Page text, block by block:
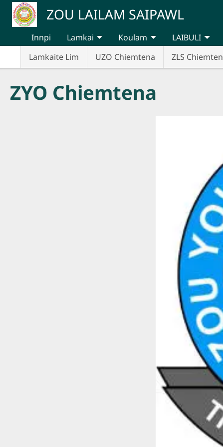
Skip to main contentZOU LAILAM SAIPAWL
Innpi Lamkai Koulam LAIBULI
Lamkaite Lim
UZO Chiemtena ZLS
ZYO Chiemtena